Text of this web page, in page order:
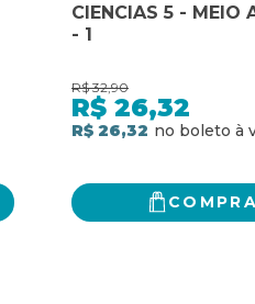
CIENCIAS 5 - MEIO
- 1
R$ 32,90
R$ 26,32
R$ 26,32